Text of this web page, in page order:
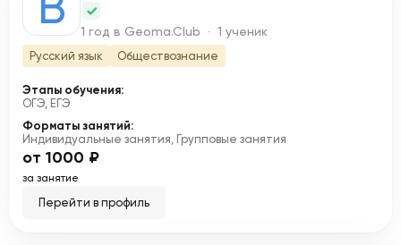
1 год в Geoma.Club · 1 ученик
Русский язык Обществознание
Этапы обучения:
ОГЭ, ЕГЭ
Форматы занятий:
Индивидуальные занятия, Групповые занятия
от 1000 ₽
за занятие
Перейти в профиль